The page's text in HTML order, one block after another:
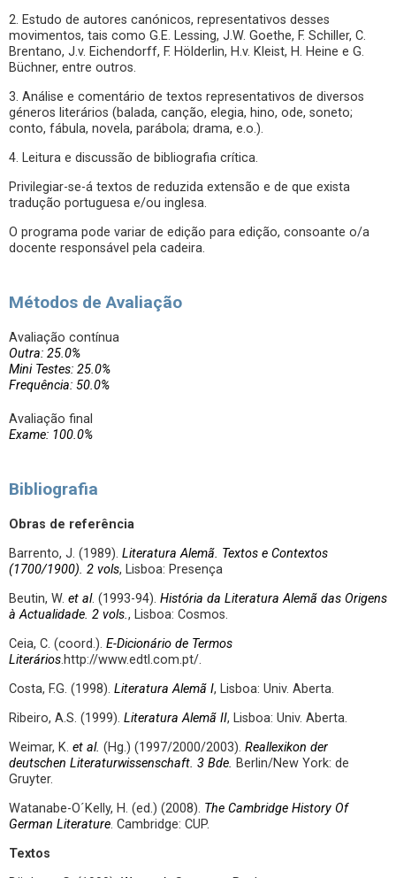
2. Estudo de autores canónicos, representativos desses
movimentos, tais como G.E. Lessing, J.W. Goethe, F. Schiller, C.
Brentano, J.v. Eichendorff, F. Hölderlin, H.v. Kleist, H. Heine e G.
Büchner, entre outros.
3. Análise e comentário de textos representativos de diversos
géneros literários (balada, canção, elegia, hino, ode, soneto;
conto, fábula, novela, parábola; drama, e.o.).
4. Leitura e discussão de bibliografia crítica.
Privilegiar-se-á textos de reduzida extensão e de que exista
tradução portuguesa e/ou inglesa.
O programa pode variar de edição para edição, consoante o/a
docente responsável pela cadeira.
Métodos de Avaliação
Avaliação contínua
Outra: 25.0%
Mini Testes: 25.0%
Frequência: 50.0%
Avaliação final
Exame: 100.0%
Bibliografia
Obras de referência
Barrento, J. (1989). Literatura Alemã. Textos e Contextos
(1700/1900). 2 vols, Lisboa: Presença
Beutin, W. et al. (1993-94). História da Literatura Alemã das Origens
à Actualidade. 2 vols., Lisboa: Cosmos.
Ceia, C. (coord.). E-Dicionário de Termos
Literários.http://www.edtl.com.pt/.
Costa, F.G. (1998). Literatura Alemã I, Lisboa: Univ. Aberta.
Ribeiro, A.S. (1999). Literatura Alemã II, Lisboa: Univ. Aberta.
Weimar, K. et al. (Hg.) (1997/2000/2003). Reallexikon der
deutschen Literaturwissenschaft. 3 Bde. Berlin/New York: de
Gruyter.
Watanabe-O´Kelly, H. (ed.) (2008). The Cambridge History Of
German Literature. Cambridge: CUP.
Textos